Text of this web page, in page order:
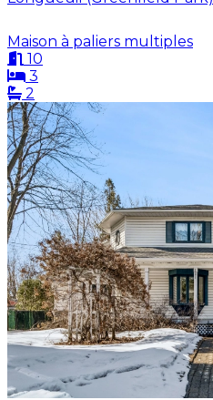
Maison à paliers multiples
10
3
2